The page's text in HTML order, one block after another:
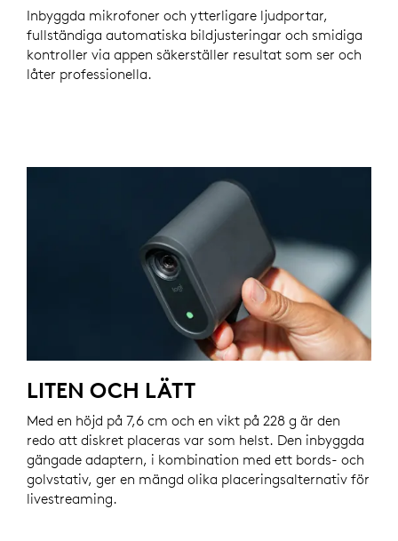
Inbyggda mikrofoner och ytterligare ljudportar,
fullständiga automatiska bildjusteringar och smidiga
kontroller via appen säkerställer resultat som ser och
låter professionella.
LITEN OCH LÄTT
Med en höjd på 7,6 cm och en vikt på 228 g är den
redo att diskret placeras var som helst. Den inbyggda
gängade adaptern, i kombination med ett bords- och
golvstativ, ger en mängd olika placeringsalternativ för
livestreaming.